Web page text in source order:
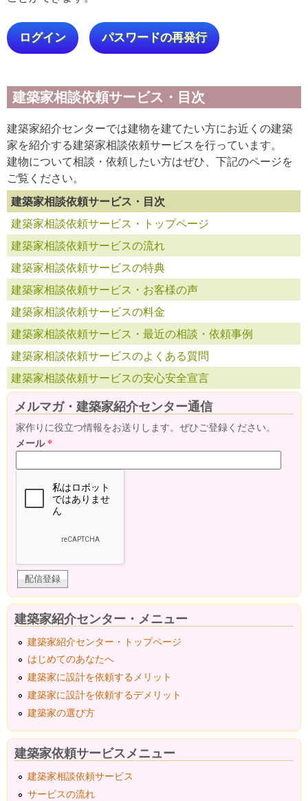
ログイン パスワードの再発行
建築家相談依頼サービス・目次
建築家紹介センターでは建物を建てたい方にお近くの建築
家を紹介する建築家相談依頼サービスを行っています。
建物について相談・依頼したい方はぜひ、下記のページを
ご覧ください。
建築家相談依頼サービス・目次
建築家相談依頼サービス・トップページ
建築家相談依頼サービスの流れ
建築家相談依頼サービスの特典
建築家相談依頼サービス・お客様の声
建築家相談依頼サービスの料金
建築家相談依頼サービス・最近の相談・依頼事例
建築家相談依頼サービスのよくある質問
建築家相談依頼サービスの安心安全宣言
メルマガ・建築家紹介センター通信
家作りに役立つ情報をお送りします。ぜひご登録ください。
メール*
建築家紹介センター・メニュー
建築家紹介センター・トップページ
はじめてのあなたへ
建築家に設計を依頼するメリット
建築家に設計を依頼するデメリット
建築家の選び方
建築家依頼サービスメニュー
建築家相談依頼サービス
サービスの流れ